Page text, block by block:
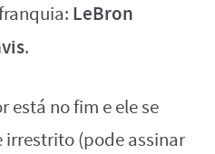
LeBron
.
está no fim e ele se
(pode assinar